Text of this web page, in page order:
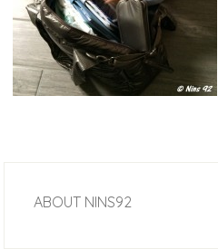
ABOUT NINS92